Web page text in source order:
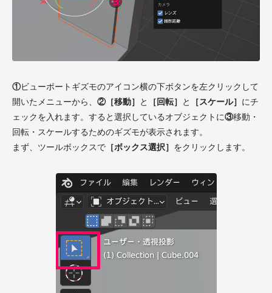
①ビューポートギズモのアイコン横の下ボタンを左クリックして
開いたメニューから、 ②［移動］ と ［回転］ と ［スケール］ にチ
ェックを入れます。すると選択しているオブジェクトに③移動・
回転・スケールするためのギズモが表示されます。
まず、ツールボックスで ［ボックス選択］ をクリックします。